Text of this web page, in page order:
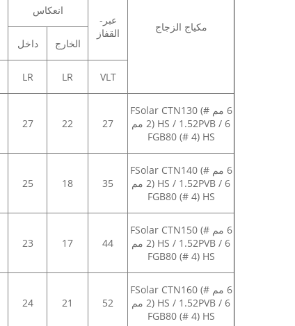
مكياج الزجاج
عبر-
القفاز
انعكاس
الخارج داخل
VLT
LR
LR
6 مم FSolar CTN130 (#
2) HS / 1.52PVB / 6 مم
FGB80 (# 4) HS
27
22
27
6 مم FSolar CTN140 (#
2) HS / 1.52PVB / 6 مم
FGB80 (# 4) HS
35
18
25
6 مم FSolar CTN150 (#
2) HS / 1.52PVB / 6 مم
FGB80 (# 4) HS
44
17
23
6 مم FSolar CTN160 (#
2) HS / 1.52PVB / 6 مم
FGB80 (# 4) HS
52
21
24